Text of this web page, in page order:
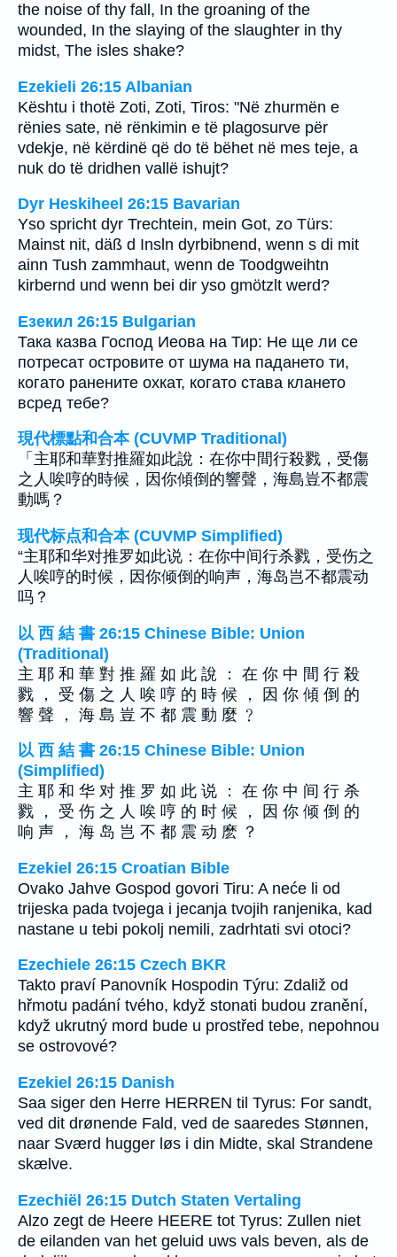
the noise of thy fall, In the groaning of the
wounded, In the slaying of the slaughter in thy
midst, The isles shake?
Ezekieli 26:15 Albanian
Kështu i thotë Zoti, Zoti, Tiros: "Në zhurmën e
rënies sate, në rënkimin e të plagosurve për
vdekje, në kërdinë që do të bëhet në mes teje, a
nuk do të dridhen vallë ishujt?
Dyr Heskiheel 26:15 Bavarian
Yso spricht dyr Trechtein, mein Got, zo Türs:
Mainst nit, däß d Insln dyrbibnend, wenn s di mit
ainn Tush zammhaut, wenn de Toodgweihtn
kirbernd und wenn bei dir yso gmötzlt werd?
Езекил 26:15 Bulgarian
Така казва Господ Иеова на Тир: Не ще ли се
потресат островите от шума на падането ти,
когато ранените охкат, когато става клането
всред тебе?
現代標點和合本 (CUVMP Traditional)
「主耶和華對推羅如此說：在你中間行殺戮，受傷
之人唉哼的時候，因你傾倒的響聲，海島豈不都震
動嗎？
现代标点和合本 (CUVMP Simplified)
“主耶和华对推罗如此说：在你中间行杀戮，受伤之
人唉哼的时候，因你倾倒的响声，海岛岂不都震动
吗？
以 西 結 書 26:15 Chinese Bible: Union
(Traditional)
主 耶 和 華 對 推 羅 如 此 說 ： 在 你 中 間 行 殺
戮 ， 受 傷 之 人 唉 哼 的 時 候 ， 因 你 傾 倒 的
響 聲 ， 海 島 豈 不 都 震 動 麼 ﹖
以 西 結 書 26:15 Chinese Bible: Union
(Simplified)
主 耶 和 华 对 推 罗 如 此 说 ： 在 你 中 间 行 杀
戮 ， 受 伤 之 人 唉 哼 的 时 候 ， 因 你 倾 倒 的
响 声 ， 海 岛 岂 不 都 震 动 麽 ？
Ezekiel 26:15 Croatian Bible
Ovako Jahve Gospod govori Tiru: A neće li od
trijeska pada tvojega i jecanja tvojih ranjenika, kad
nastane u tebi pokolj nemili, zadrhtati svi otoci?
Ezechiele 26:15 Czech BKR
Takto praví Panovník Hospodin Týru: Zdaliž od
hřmotu padání tvého, když stonati budou zranění,
když ukrutný mord bude u prostřed tebe, nepohnou
se ostrovové?
Ezekiel 26:15 Danish
Saa siger den Herre HERREN til Tyrus: For sandt,
ved dit drønende Fald, ved de saaredes Stønnen,
naar Sværd hugger løs i din Midte, skal Strandene
skælve.
Ezechiël 26:15 Dutch Staten Vertaling
Alzo zegt de Heere HEERE tot Tyrus: Zullen niet
de eilanden van het geluid uws vals beven, als de